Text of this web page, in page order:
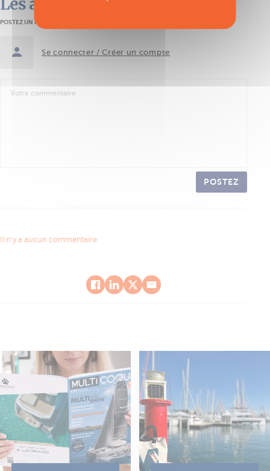
POSTEZ UN AVIS
Se connecter / Créer un compte
POSTEZ
Il n'y a aucun commentaire.